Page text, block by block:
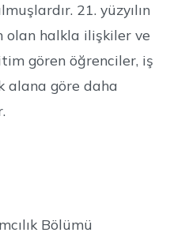
21. yüzyılın
olan halkla ilişkiler ve
gören öğrenciler, iş
alana göre daha
Bölümü